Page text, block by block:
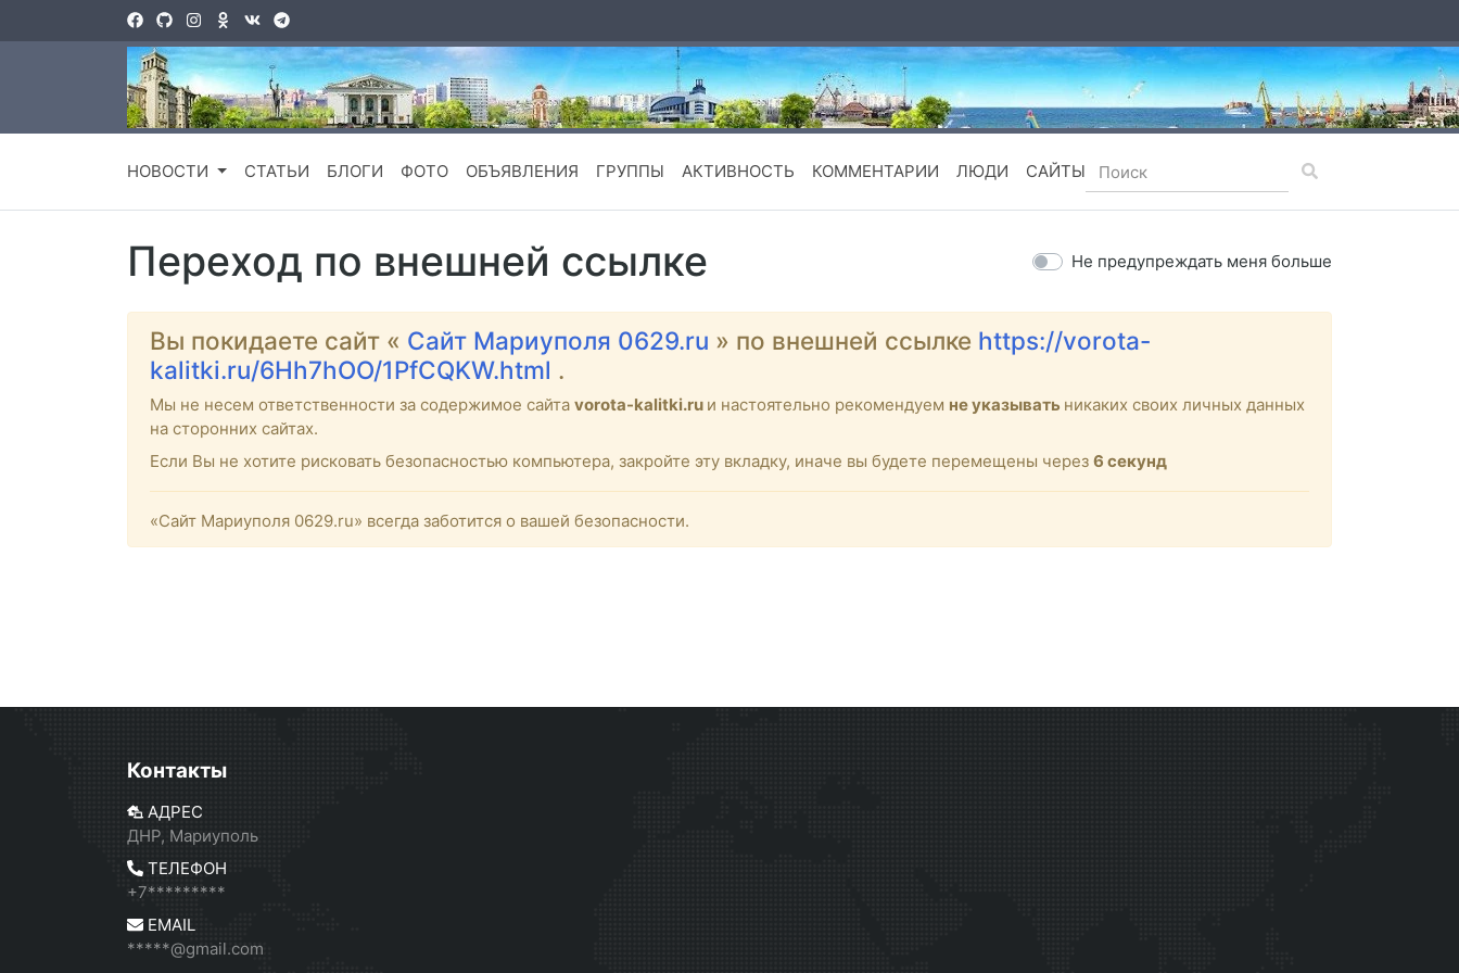
НОВОСТИ СТАТЬИ БЛОГИ ФОТО ОБЪЯВЛЕНИЯ ГРУППЫ АКТИВНОСТЬ КОММЕНТАРИИ ЛЮДИ САЙТЫ
Переход по внешней ссылке Не предупреждать меня больше
Вы покидаете сайт « Сайт Мариуполя 0629.ru » по внешней ссылке https://vorota-
kalitki.ru/6Hh7hOO/1PfCQKW.html .
Мы не несем ответственности за содержимое сайта vorota-kalitki.ru и настоятельно рекомендуем не указывать никаких своих личных данных
на сторонних сайтах.
Если Вы не хотите рисковать безопасностью компьютера, закройте эту вкладку, иначе вы будете перемещены через 6 секунд
«Сайт Мариуполя 0629.ru» всегда заботится о вашей безопасности.
Контакты
АДРЕС
ДНР, Мариуполь
ТЕЛЕФОН
+7*********
EMAIL
*****@gmail.com